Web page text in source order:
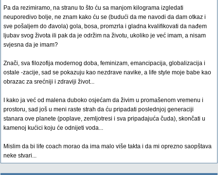
Pa da rezimiramo, na stranu to što ću sa manjom kilograma izgledati
neuporedivo bolje, ne znam kako ću se (budući da me navodi da dam otkaz i
sve pošaljem do đavola) gola, bosa, promzrla i gladna kvalifikovati da nađem
ljubav svog života ili pak da je održim na životu, ukoliko je već imam, a nisam
svjesna da je imam?
Znači, sva filozofija modernog doba, feminizam, emancipacija, globalizacija i
ostale -zacije, sad se pokazuju kao nezdrave navike, a life style moje babe kao
obrazac za srećniji i zdraviji život...
I kako ja već od malena duboko osjećam da živim u promašenom vremenu i
prostoru, sad još u meni raste strah da ću pripadati poslednjoj generaciji
stanara ove planete (poplave, zemljotresi i sva pripadajuća čuda), skončati u
kamenoj kućici koju će odnijeti voda...
Mislim da bi life coach morao da ima malo više takta i da mi oprezno saopštava
neke stvari...